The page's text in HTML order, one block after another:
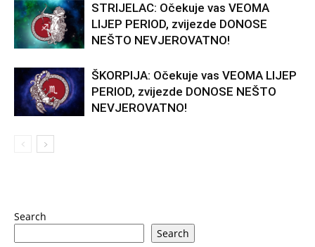
STRIJELAC: Očekuje vas VEOMA
LIJEP PERIOD, zvijezde DONOSE
NEŠTO NEVJEROVATNO!
ŠKORPIJA: Očekuje vas VEOMA LIJEP
PERIOD, zvijezde DONOSE NEŠTO
NEVJEROVATNO!
Search
Search